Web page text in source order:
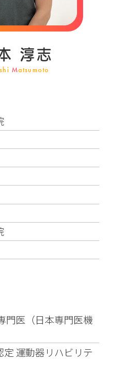
淳志
Matsumoto
門医（日本専門医機
運動器リハビリテ